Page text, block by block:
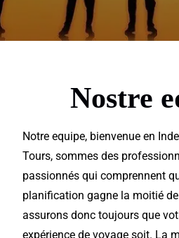
Nostre
Notre equipe, bienvenue en
Tours, sommes des
passionnés qui comprennent
planification gagne la moitié
assurons donc toujours que
expérience devoyage soit. La